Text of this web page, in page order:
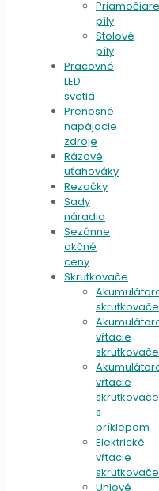
Priamočiare
píly
Stolové
píly
Pracovné
LED
svetlá
Prenosné
napájacie
zdroje
Rázové
uťahováky
Rezačky
Sady
náradia
Sezónne
akčné
ceny
Skrutkovače
skrutkovače
vŕtacie
skrutkovače
vŕtacie
skrutkovače
s
príklepom
Elektrické
vŕtacie
skrutkovače
Uhlové